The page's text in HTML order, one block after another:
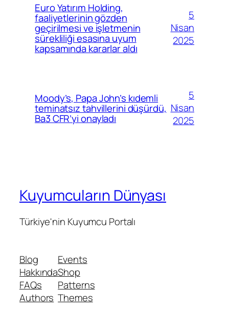
Euro Yatırım Holding,
faaliyetlerinin gözden
geçirilmesi ve işletmenin
sürekliliği esasına uyum
kapsamında kararlar aldı
5
Nisan
2025
Moody’s, Papa John’s kıdemli
teminatsız tahvillerini düşürdü,
Ba3 CFR’yi onayladı
5
Nisan
2025
Kuyumcuların Dünyası
Türkiye'nin Kuyumcu Portalı
Blog
Hakkında
FAQs
Authors
Events
Shop
Patterns
Themes